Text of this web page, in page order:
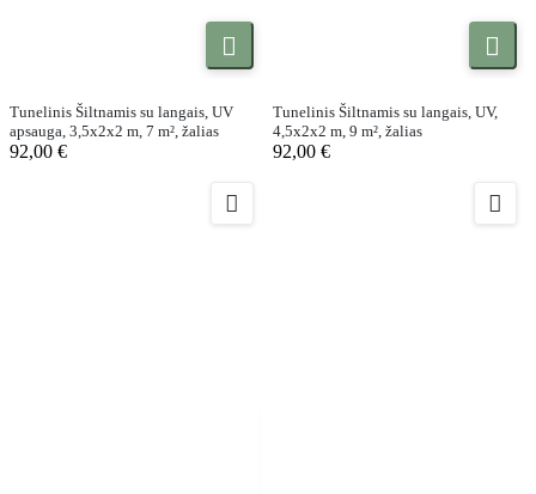

Tunelinis Šiltnamis su langais, UV
apsauga, 3,5x2x2 m, 7 m², žalias
92,00 €

Tunelinis Šiltnamis su langais, UV,
4,5x2x2 m, 9 m², žalias
92,00 €
 